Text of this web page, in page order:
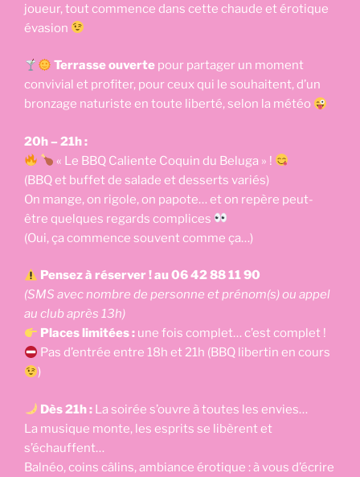
joueur, tout commence dans cette chaude et érotique
évasion
Terrasse ouverte pour partager un moment
convivial et profiter, pour ceux qui le souhaitent, d’un
bronzage naturiste en toute liberté, selon la météo
20h – 21h :
« Le BBQ Caliente Coquin du Beluga » !
(BBQ et buffet de salade et desserts variés)
On mange, on rigole, on papote… et on repère peut-
être quelques regards complices
(Oui, ça commence souvent comme ça…)
Pensez à réserver ! au 06 42 88 11 90
(SMS avec nombre de personne et prénom(s) ou appel
au club après 13h)
Places limitées : une fois complet… c’est complet !
Pas d’entrée entre 18h et 21h (BBQ libertin en cours
)
Dès 21h : La soirée s’ouvre à toutes les envies…
La musique monte, les esprits se libèrent et
s’échauffent…
Balnéo, coins câlins, ambiance érotique : à vous d’écrire